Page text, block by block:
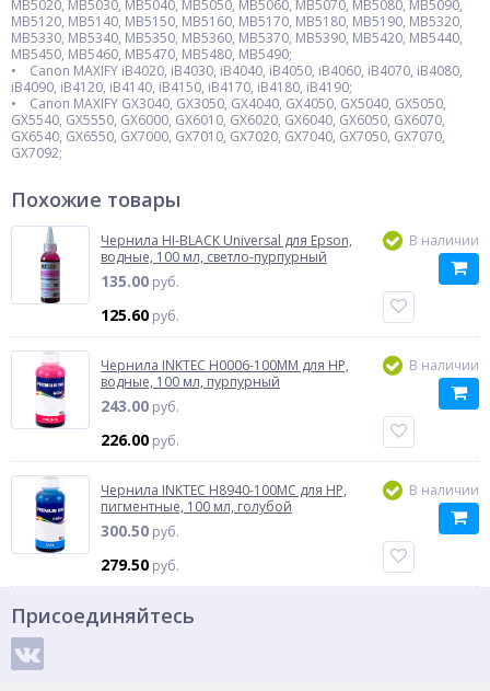
MB5020, MB5030, MB5040, MB5050, MB5060, MB5070, MB5080, MB5090,
MB5120, MB5140, MB5150, MB5160, MB5170, MB5180, MB5190, MB5320,
MB5330, MB5340, MB5350, MB5360, MB5370, MB5390, MB5420, MB5440,
MB5450, MB5460, MB5470, MB5480, MB5490;
• Canon MAXIFY iB4020, iB4030, iB4040, iB4050, iB4060, iB4070, iB4080,
iB4090, iB4120, iB4140, iB4150, iB4170, iB4180, iB4190;
• Canon MAXIFY GX3040, GX3050, GX4040, GX4050, GX5040, GX5050,
GX5540, GX5550, GX6000, GX6010, GX6020, GX6040, GX6050, GX6070,
GX6540, GX6550, GX7000, GX7010, GX7020, GX7040, GX7050, GX7070,
GX7092;
Похожие товары
Чернила HI-BLACK Universal для Epson,
водные, 100 мл, светло-пурпурный
135.00 руб.
125.60 руб.
В наличии
Чернила INKTEC H0006-100MM для HP,
водные, 100 мл, пурпурный
243.00 руб.
226.00 руб.
В наличии
Чернила INKTEC H8940-100MC для HP,
пигментные, 100 мл, голубой
300.50 руб.
279.50 руб.
В наличии
Присоединяйтесь